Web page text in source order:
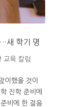
…새 학기 명
교육 칼럼
이했을 것이
진학 준비에
비에 한 걸음